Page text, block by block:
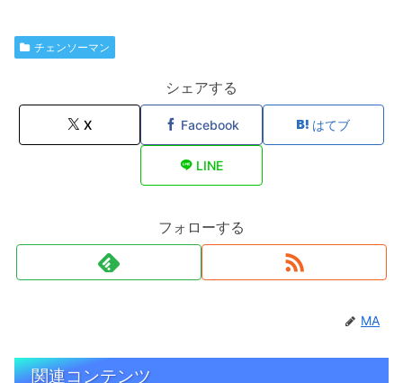
チェンソーマン
シェアする
X Facebook はてブ
LINE
フォローする
MA
関連コンテンツ